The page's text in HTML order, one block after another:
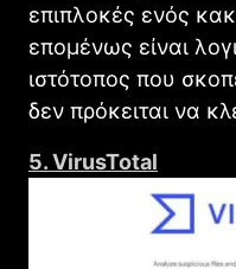
επιπλοκές ενός
επομένως είναι
ιστότοπος που
δεν πρόκειται να
5. VirusTotal